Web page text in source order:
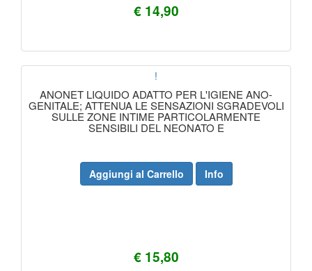
€ 14,90
!
ANONET LIQUIDO ADATTO PER L'IGIENE ANO-
GENITALE; ATTENUA LE SENSAZIONI SGRADEVOLI
SULLE ZONE INTIME PARTICOLARMENTE
SENSIBILI DEL NEONATO E
€ 15,80
Aggiungi al Carrello Info